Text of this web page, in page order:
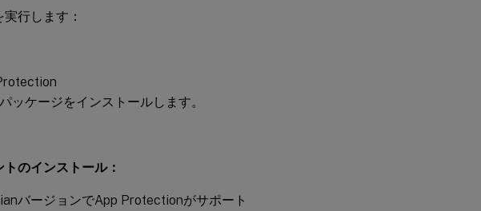
行します：
パッケージをインストールします。
のインストール：
バージョンでApp Protectionがサポート